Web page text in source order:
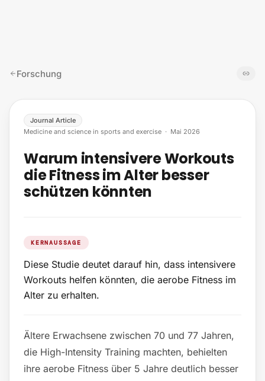
Forschung
Journal Article
Medicine and science in sports and exercise · Mai 2026
Warum intensivere Workouts
die Fitness im Alter besser
schützen könnten
KERNAUSSAGE
Diese Studie deutet darauf hin, dass intensivere
Workouts helfen könnten, die aerobe Fitness im
Alter zu erhalten.
Ältere Erwachsene zwischen 70 und 77 Jahren,
die High-Intensity Training machten, behielten
ihre aerobe Fitness über 5 Jahre deutlich besser